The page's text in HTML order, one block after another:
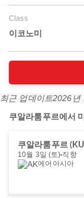
Class
이코노미
최근 업데이트2026년
쿠알라룸푸르에서
쿠알라룸푸르
10월 3일 (토) 직항
에어아시아